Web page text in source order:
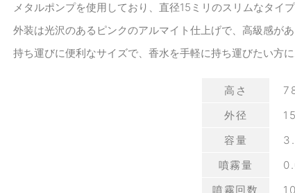
メタルポンプを使用しており、直径15ミリのスリムなタイ
外装は光沢のあるピンクのアルマイト仕上げで、高級感があ
持ち運びに便利なサイズで、香水を手軽に持ち運びたい方に
高さ
外径
容量
噴霧量
噴霧回数